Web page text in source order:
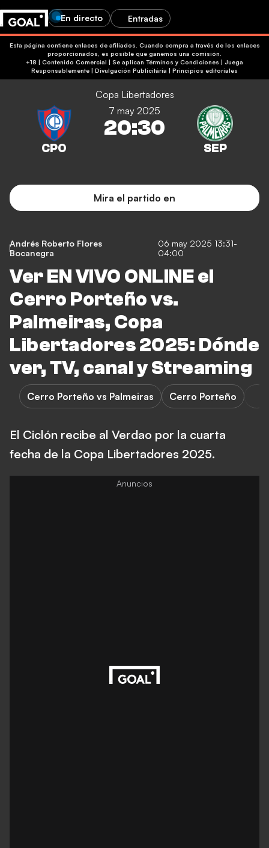
En directo Entradas
Esta página contiene enlaces de afiliados. Cuando compra a través de los enlaces
proporcionados, es posible que ganemos una comisión.
+18 | Contenido Comercial | Se aplican Términos y Condiciones | Juega
Responsablemente | Divulgación Publicitária | Principios editoriales
Copa Libertadores
7 may 2025
20:30
Mira el partido en
Andrés Roberto Flores
Bocanegra
06 may 2025 13:31-
04:00
Ver EN VIVO ONLINE el
Cerro Porteño vs.
Palmeiras, Copa
Libertadores 2025: Dónde
ver, TV, canal y Streaming
Cerro Porteño vs Palmeiras Cerro Porteño
El Ciclón recibe al Verdao por la cuarta
fecha de la Copa Libertadores 2025.